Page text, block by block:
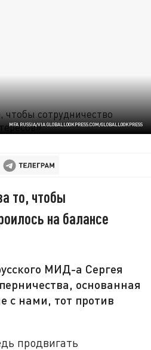
MFA RUSSIA/VIA GLOBALLOOKPRESS.COM/GLOBALLOOKPRESS
то, чтобы
на балансе
МИД-а Сергея
основанная
с нами, тот против
продвигать